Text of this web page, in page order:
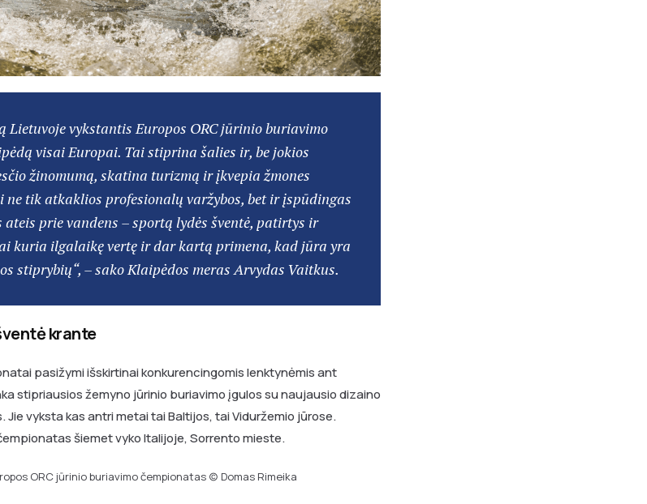
Lietuvoje vykstantis Europos ORC jūrinio buriavimo
visai Europai. Tai stiprina šalies ir, be jokios
žinomumą, skatina turizmą ir įkvepia žmones
tik atkaklios profesionalų varžybos, bet ir įspūdingas
prie vandens – sportą lydės šventė, patirtys ir
kuria ilgalaikę vertę ir dar kartą primena, kad jūra yra
stiprybių“, – sako Klaipėdos meras Arvydas Vaitkus.
krante
pasižymi išskirtinai konkurencingomis lenktynėmis ant
stipriausios žemyno jūrinio buriavimo įgulos su naujausio dizaino
vyksta kas antri metai tai Baltijos, tai Viduržemio jūrose.
šiemet vyko Italijoje, Sorrento mieste.
ORC jūrinio buriavimo čempionatas (c) Domas Rimeika